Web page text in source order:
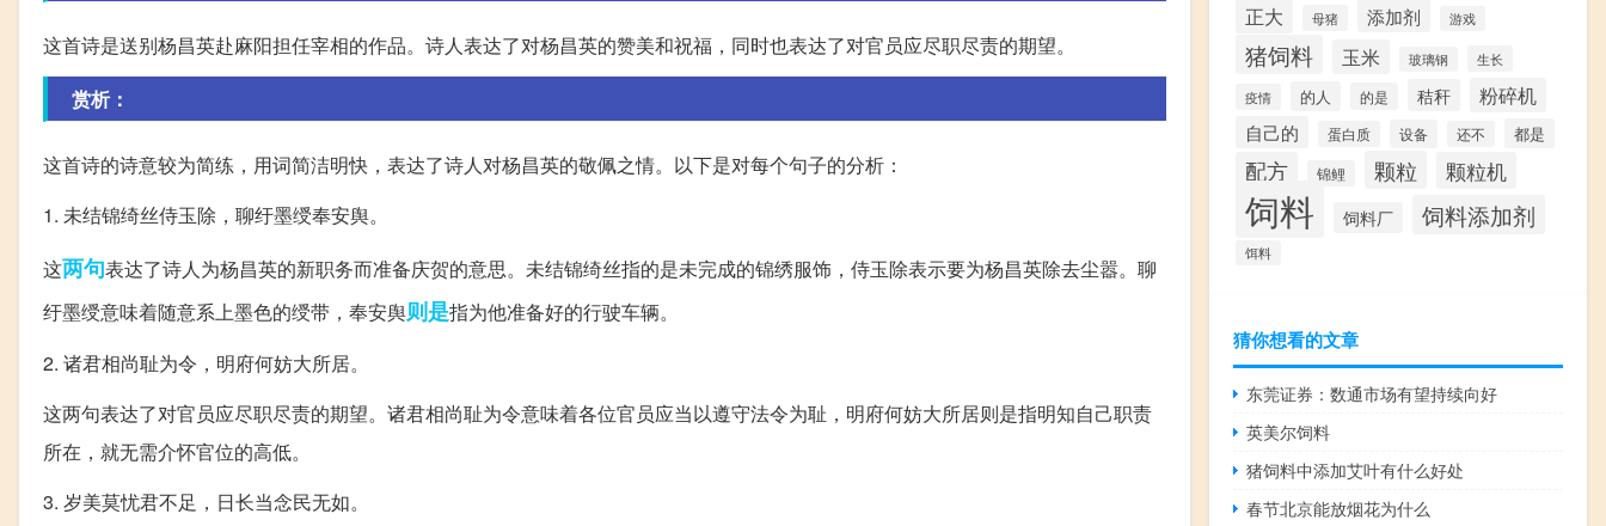
这首诗是送别杨昌英赴麻阳担任宰相的作品。诗人表达了对杨昌英的赞美和祝福，同时也表达了对官员应尽职尽责的期望。
赏析：
这首诗的诗意较为简练，用词简洁明快，表达了诗人对杨昌英的敬佩之情。以下是对每个句子的分析：
1. 未结锦绮丝侍玉除，聊纡墨绶奉安舆。
这两句表达了诗人为杨昌英的新职务而准备庆贺的意思。未结锦绮丝指的是未完成的锦绣服饰，侍玉除表示要为杨昌英除去尘嚣。聊
纡墨绶意味着随意系上墨色的绶带，奉安舆则是指为他准备好的行驶车辆。
2. 诸君相尚耻为令，明府何妨大所居。
这两句表达了对官员应尽职尽责的期望。诸君相尚耻为令意味着各位官员应当以遵守法令为耻，明府何妨大所居则是指明知自己职责
所在，就无需介怀官位的高低。
3. 岁美莫忧君不足，日长当念民无如。
正大 母猪 添加剂 游戏
猪饲料 玉米 玻璃钢
生长
疫情
的人 的是 秸秆 粉碎机
自己的 蛋白质 设备 还不 都是
配方 锦鲤 颗粒 颗粒机
饲料 饲料厂 饲料添加剂
饵料
猜你想看的文章
东莞证券：数通市场有望持续向好
英美尔饲料
猪饲料中添加艾叶有什么好处
春节北京能放烟花为什么